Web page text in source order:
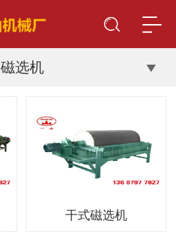
磁选机
干式磁选机